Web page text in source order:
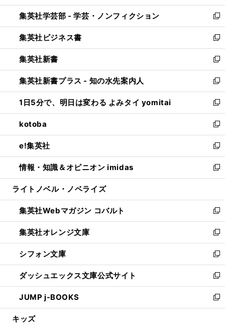
開
く
ウ
で
開
く
ン
ド
ウ
で
開
く
ウ
ィ
ン
ド
ウ
で
開
く
集英社学芸部 - 学芸・ノンフィクション
新
し
い
ウ
ィ
ン
ド
ウ
で
開
く
集英社ビジネス書
新
し
い
ウ
ィ
ン
ド
ウ
で
開
く
集英社新書
新
し
い
ウ
ィ
ン
ド
ウ
で
開
く
集英社新書プラス - 知の水先案内人
新
し
い
ウ
ィ
ン
ド
ウ
で
開
1日5分で、明日は変わる よみタイ yomitai
新
し
い
ウ
ィ
ン
ド
ウ
開
く
kotoba
新
し
い
ウ
ィ
ン
ウ
で
開
く
e!集英社
新
し
い
ウ
ン
ド
ウ
で
開
く
情報・知識＆オピニオン imidas
新
し
ウ
ィ
ン
ド
ウ
で
開
く
ライトノベル・ノベライズ
集英社Webマガジン コバルト
新
し
い
ウ
ィ
ン
ド
ウ
で
開
集英社オレンジ文庫
新
し
い
ウ
ィ
ン
ド
ウ
シフォン文庫
新
し
い
ウ
ィ
ン
ダッシュエックス文庫公式サイト
新
し
い
ウ
JUMP j-BOOKS
新
し
キッズ